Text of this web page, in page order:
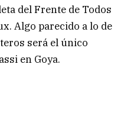
del Frente de Todos
Algo parecido a lo de
será el único
en Goya.